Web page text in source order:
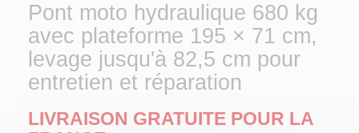
Pont moto hydraulique 680 kg
avec plateforme 195 × 71 cm,
levage jusqu'à 82,5 cm pour
entretien et réparation
LIVRAISON GRATUITE POUR LA